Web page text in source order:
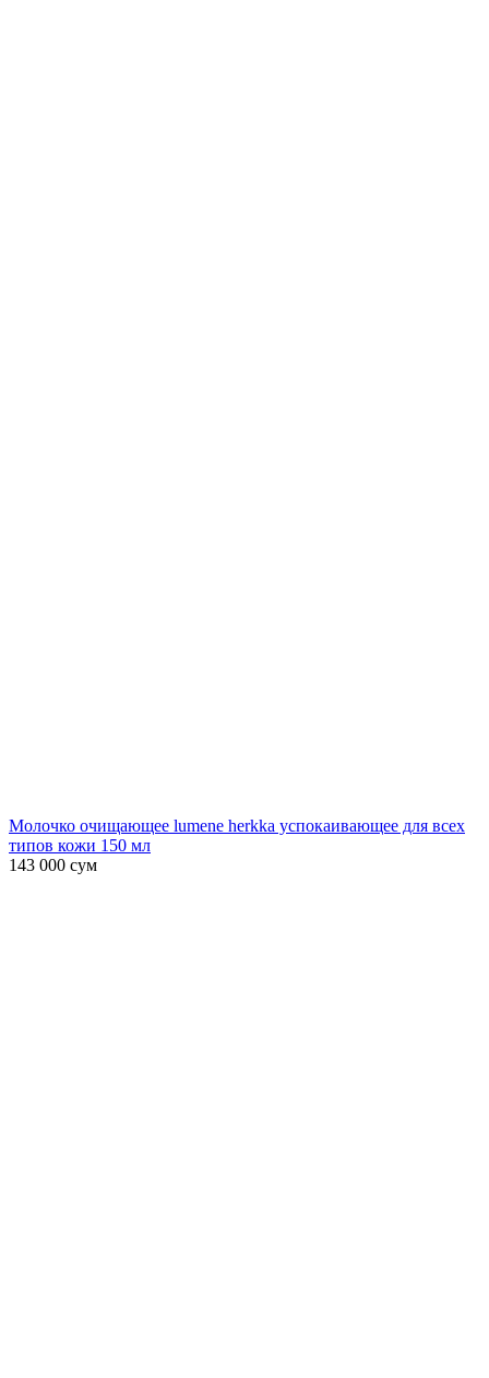
Молочко очищающее lumene herkka успокаивающее для всех
типов кожи 150 мл
143 000 сум